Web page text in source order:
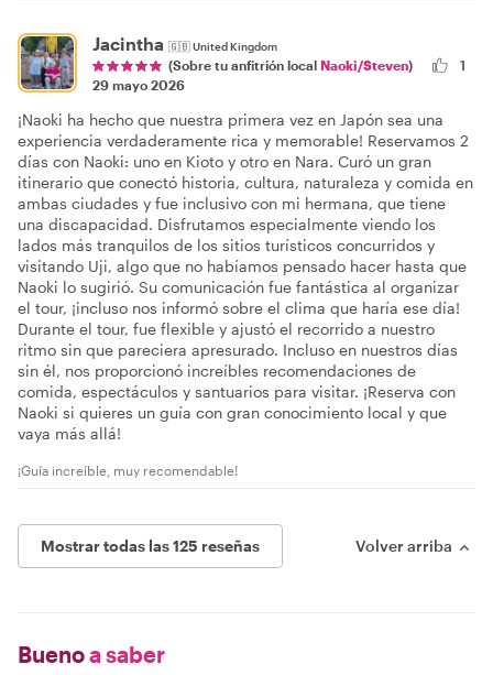
Jacintha 🇬🇧United Kingdom
(Sobre tu anfitrión local Naoki/Steven)
29 mayo 2026
1
¡Naoki ha hecho que nuestra primera vez en Japón sea una
experiencia verdaderamente rica y memorable! Reservamos 2
días con Naoki: uno en Kioto y otro en Nara. Curó un gran
itinerario que conectó historia, cultura, naturaleza y comida en
ambas ciudades y fue inclusivo con mi hermana, que tiene
una discapacidad. Disfrutamos especialmente viendo los
lados más tranquilos de los sitios turísticos concurridos y
visitando Uji, algo que no habíamos pensado hacer hasta que
Naoki lo sugirió. Su comunicación fue fantástica al organizar
el tour, ¡incluso nos informó sobre el clima que haría ese día!
Durante el tour, fue flexible y ajustó el recorrido a nuestro
ritmo sin que pareciera apresurado. Incluso en nuestros días
sin él, nos proporcionó increíbles recomendaciones de
comida, espectáculos y santuarios para visitar. ¡Reserva con
Naoki si quieres un guía con gran conocimiento local y que
vaya más allá!
¡Guía increíble, muy recomendable!
Mostrar todas las 125 reseñas Volver arriba
Buenoa saber